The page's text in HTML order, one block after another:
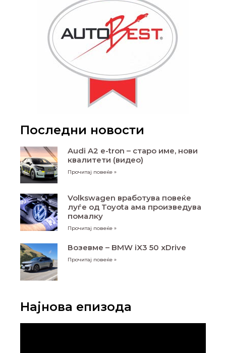
Последни новости
Audi A2 e-tron – старо име, нови
квалитети (видео)
Прочитај повеќе »
Volkswagen вработува повеќе
луѓе од Toyota ама произведува
помалку
Прочитај повеќе »
Возевме – BMW iX3 50 xDrive
Прочитај повеќе »
Најнова епизода